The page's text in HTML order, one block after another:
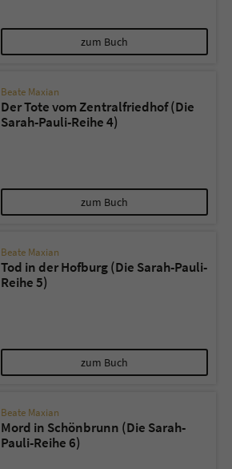
zum Buch
Beate Maxian
Der Tote vom Zentralfriedhof (Die
Sarah-Pauli-Reihe 4)
zum Buch
Beate Maxian
Tod in der Hofburg (Die Sarah-Pauli-
Reihe 5)
zum Buch
Beate Maxian
Mord in Schönbrunn (Die Sarah-
Pauli-Reihe 6)